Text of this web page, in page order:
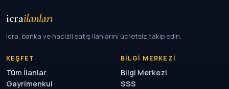
icrailanları
İcra, banka ve hacizli satış ilanlarını ücretsiz takip edin.
KEŞFET
Tüm İlanlar
Gayrimenkul
BILGI MERKEZI
Bilgi Merkezi
SSS